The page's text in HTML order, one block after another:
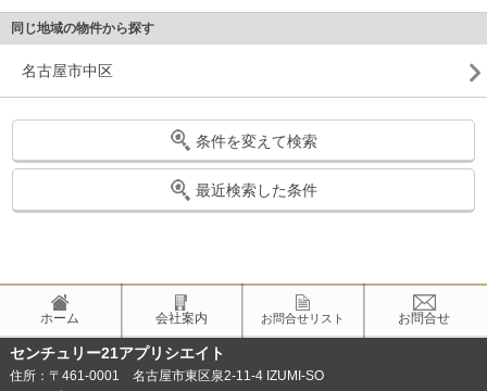
同じ地域の物件から探す
名古屋市中区
条件を変えて検索
最近検索した条件
ホーム 会社案内 お問合せリスト お問合せ
センチュリー21アプリシエイト
住所：〒461-0001 名古屋市東区泉2-11-4 IZUMI-SO